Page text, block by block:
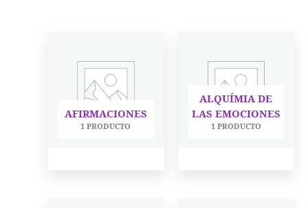
AFIRMACIONES
1 PRODUCTO
ALQUÍMIA DE
LAS EMOCIONES
1 PRODUCTO